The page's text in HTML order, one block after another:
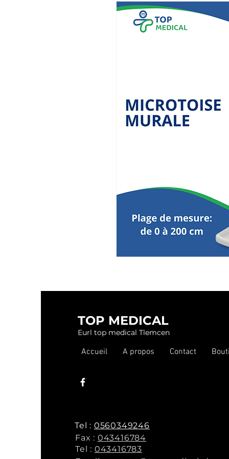
TOP MEDICAL
Eurl top medical Tlemcen
Accueil A propos Contact
Tel : 0560349246
Fax : 043416784
Tel : 043416783